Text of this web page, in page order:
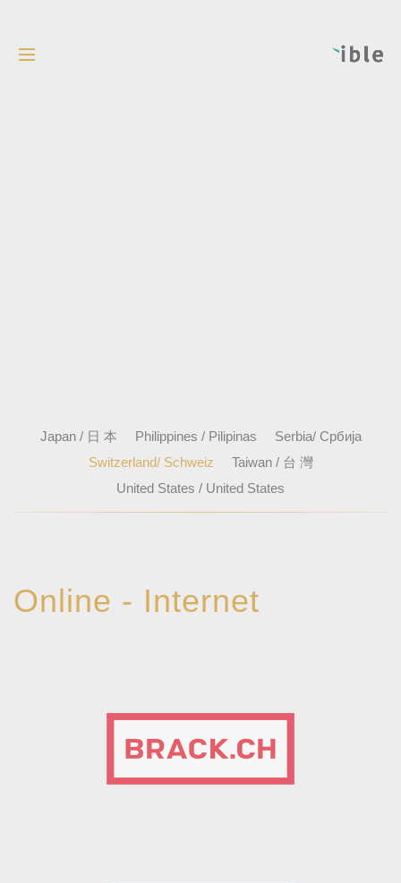
Japan / 日 本 Philippines / Pilipinas
Serbia/ Србија
Switzerland/ Schweiz
Taiwan / 台 灣
United States / United States
Online - Internet